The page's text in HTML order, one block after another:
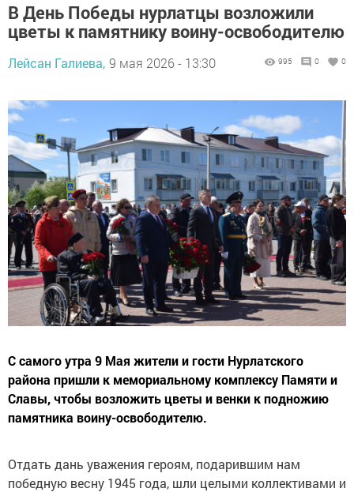
В День Победы нурлатцы возложили
цветы к памятнику воину-освободителю
Лейсан Галиева, 9 мая 2026 - 13:30 995 0 0
С самого утра 9 Мая жители и гости Нурлатского
района пришли к мемориальному комплексу Памяти и
Славы, чтобы возложить цветы и венки к подножию
памятника воину-освободителю.
Отдать дань уважения героям, подарившим нам
победную весну 1945 года, шли целыми коллективами и